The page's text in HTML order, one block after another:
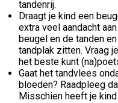
tandenrij.
Draagt je kind een
extra veel aandacht
beugel en de tanden
tandplak zitten. Vraag
het beste kunt
Gaat het tandvlees
bloeden? Raadpleeg
Misschien heeft je